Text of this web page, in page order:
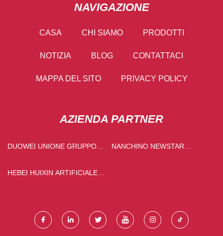
NAVIGAZIONE
CASA CHI SIAMO PRODOTTI
NOTIZIA BLOG CONTATTACI
MAPPA DEL SITO PRIVACY POLICY
AZIENDA PARTNER
DUOWEI UNIONE GRUPPO
NANCHINO NEWSTAR
HEBEI HUIXIN ARTIFICIALE